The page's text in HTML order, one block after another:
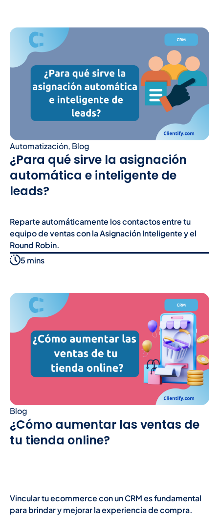
Automatización, Blog
¿Para qué sirve la asignación
automática e inteligente de
leads?
Reparte automáticamente los contactos entre tu
equipo de ventas con la Asignación Inteligente y el
Round Robin.
5 mins
Blog
¿Cómo aumentar las ventas de
tu tienda online?
Vincular tu ecommerce con un CRM es fundamental
para brindar y mejorar la experiencia de compra.